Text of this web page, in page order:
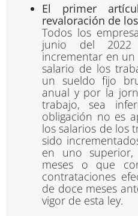
El primer
revaloración de
Todos los
junio del 2022
incrementar en un
salario de los
un sueldo fijo
anual y por la
trabajo, sea
obligación no es
los salarios de los
sido
en uno
meses o que
contrataciones
de doce meses
vigor de esta ley.